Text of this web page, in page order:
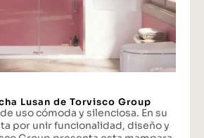
Lusan de Torvisco Group
uso cómoda y silenciosa. En su
por unir funcionalidad, diseño y